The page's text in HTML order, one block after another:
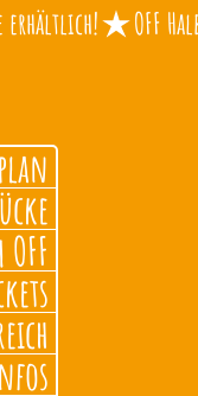
erhältlich!